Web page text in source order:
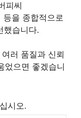
피씨
을 종합적으로
했습니다.
러 품질과 신뢰
었으면 좋겠습니
시오.